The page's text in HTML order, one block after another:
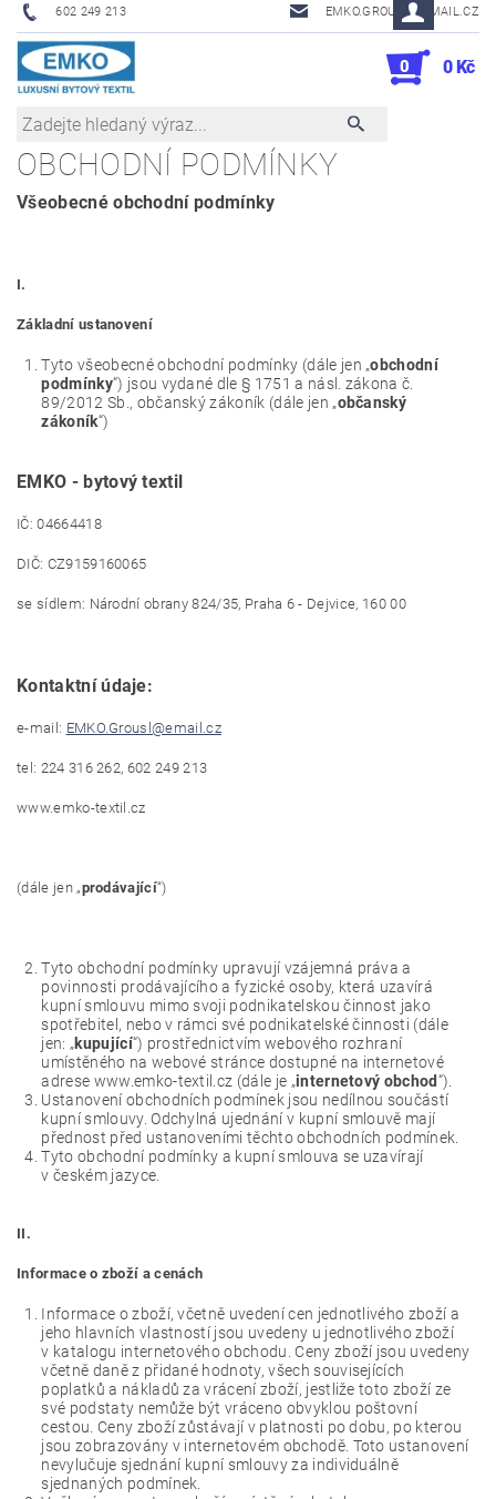
602 249 213 EMKO.GROUSL@EMAIL.CZ
0 0 Kč
OBCHODNÍ PODMÍNKY
Všeobecné obchodní podmínky
I.
Základní ustanovení
Tyto všeobecné obchodní podmínky (dále jen „obchodní
podmínky“) jsou vydané dle § 1751 a násl. zákona č.
89/2012 Sb., občanský zákoník (dále jen „občanský
zákoník“)
EMKO - bytový textil
IČ: 04664418
DIČ: CZ9159160065
se sídlem: Národní obrany 824/35, Praha 6 - Dejvice, 160 00
Kontaktní údaje:
e-mail: EMKO.Grousl@email.cz
tel: 224 316 262, 602 249 213
www.emko-textil.cz
(dále jen „prodávající“)
Tyto obchodní podmínky upravují vzájemná práva a
povinnosti prodávajícího a fyzické osoby, která uzavírá
kupní smlouvu mimo svoji podnikatelskou činnost jako
spotřebitel, nebo v rámci své podnikatelské činnosti (dále
jen: „kupující“) prostřednictvím webového rozhraní
umístěného na webové stránce dostupné na internetové
adrese www.emko-textil.cz (dále je „internetový obchod“).
Ustanovení obchodních podmínek jsou nedílnou součástí
kupní smlouvy. Odchylná ujednání v kupní smlouvě mají
přednost před ustanoveními těchto obchodních podmínek.
Tyto obchodní podmínky a kupní smlouva se uzavírají
v českém jazyce.
II.
Informace o zboží a cenách
Informace o zboží, včetně uvedení cen jednotlivého zboží a
jeho hlavních vlastností jsou uvedeny u jednotlivého zboží
v katalogu internetového obchodu. Ceny zboží jsou uvedeny
včetně daně z přidané hodnoty, všech souvisejících
poplatků a nákladů za vrácení zboží, jestliže toto zboží ze
své podstaty nemůže být vráceno obvyklou poštovní
cestou. Ceny zboží zůstávají v platnosti po dobu, po kterou
jsou zobrazovány v internetovém obchodě. Toto ustanovení
nevylučuje sjednání kupní smlouvy za individuálně
sjednaných podmínek.